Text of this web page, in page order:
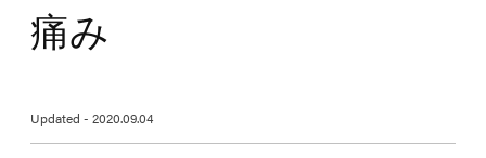
痛み
Updated - 2020.09.04